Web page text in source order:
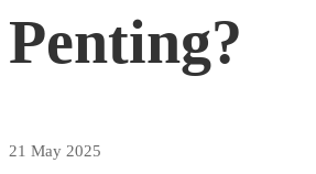
Penting?
Penting?
21 May 2025